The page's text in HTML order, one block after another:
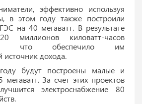
эффективно используя
в этом году также построили
на 40 мегаватт. В результате
миллионов киловатт-часов
что обеспечило им
источник дохода.
будут построены малые и
За счет этих проектов
электроснабжение 80